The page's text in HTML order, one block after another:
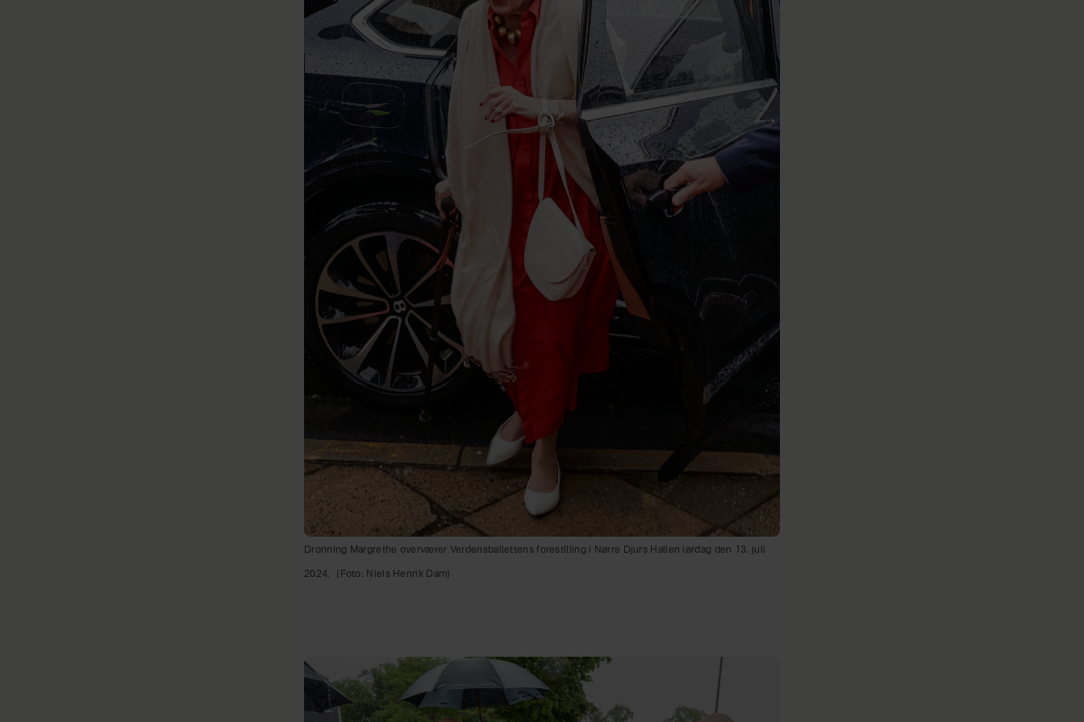
Dronning Margrethe overværer Verdensballettens forestilling i Nørre Djurs Hallen lørdag den 13. juli
2024. (Foto: Niels Henrik Dam)